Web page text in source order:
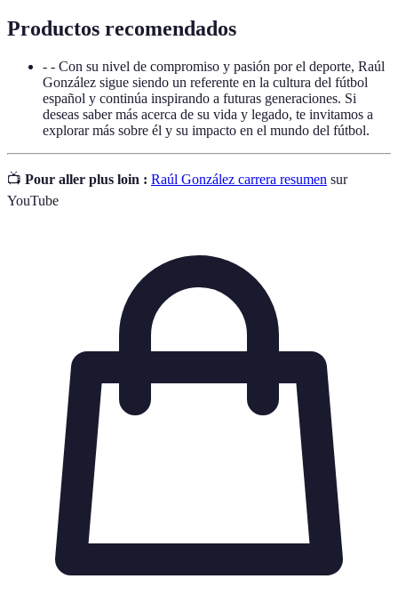
Productos recomendados
- - Con su nivel de compromiso y pasión por el deporte, Raúl
González sigue siendo un referente en la cultura del fútbol
español y continúa inspirando a futuras generaciones. Si
deseas saber más acerca de su vida y legado, te invitamos a
explorar más sobre él y su impacto en el mundo del fútbol.
📺 Pour aller plus loin : Raúl González carrera resumen sur
YouTube